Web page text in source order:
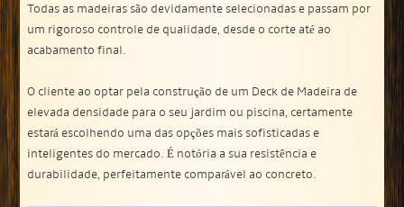
Todas as madeiras são devidamente selecionadas e passam por
um rigoroso controle de qualidade, desde o corte até ao
acabamento final.
O cliente ao optar pela construção de um Deck de Madeira de
elevada densidade para o seu jardim ou piscina, certamente
estará escolhendo uma das opções mais sofisticadas e
inteligentes do mercado. É notória a sua resistência e
durabilidade, perfeitamente comparável ao concreto.